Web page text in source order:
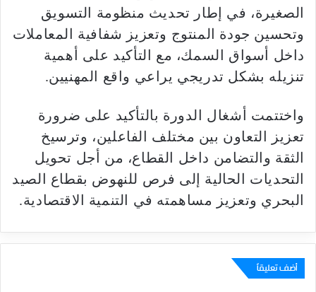
الصغيرة، في إطار تحديث منظومة التسويق
وتحسين جودة المنتوج وتعزيز شفافية المعاملات
داخل أسواق السمك، مع التأكيد على أهمية
تنزيله بشكل تدريجي يراعي واقع المهنيين.
واختتمت أشغال الدورة بالتأكيد على ضرورة
تعزيز التعاون بين مختلف الفاعلين، وترسيخ
الثقة والتضامن داخل القطاع، من أجل تحويل
التحديات الحالية إلى فرص للنهوض بقطاع الصيد
البحري وتعزيز مساهمته في التنمية الاقتصادية.
أضف تعليقاً